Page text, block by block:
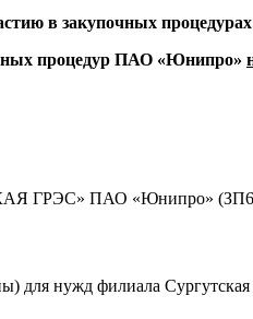
в закупочных
процедур ПАО «Юнипро»
ГРЭС» ПАО «Юнипро»
для нужд филиала